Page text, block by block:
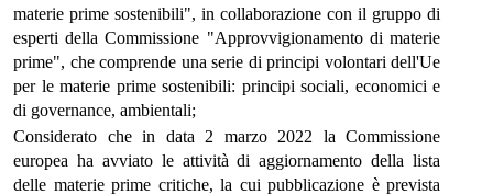
materie prime sostenibili", in collaborazione con il gruppo di
esperti della Commissione "Approvvigionamento di materie
prime", che comprende una serie di principi volontari dell'Ue
per le materie prime sostenibili: principi sociali, economici e
di governance, ambientali;
Considerato che in data 2 marzo 2022 la Commissione
europea ha avviato le attività di aggiornamento della lista
delle materie prime critiche, la cui pubblicazione è prevista